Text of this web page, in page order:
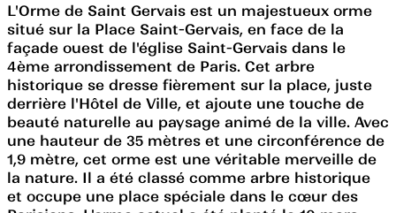
L'Orme de Saint Gervais est un majestueux orme
situé sur la Place Saint-Gervais, en face de la
façade ouest de l'église Saint-Gervais dans le
4ème arrondissement de Paris. Cet arbre
historique se dresse fièrement sur la place, juste
derrière l'Hôtel de Ville, et ajoute une touche de
beauté naturelle au paysage animé de la ville. Avec
une hauteur de 35 mètres et une circonférence de
1,9 mètre, cet orme est une véritable merveille de
la nature. Il a été classé comme arbre historique
et occupe une place spéciale dans le cœur des